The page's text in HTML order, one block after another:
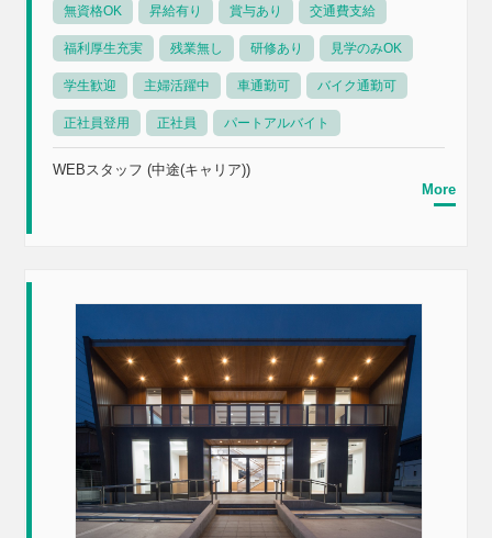
無資格OK 昇給有り 賞与あり 交通費支給
福利厚生充実 残業無し 研修あり 見学のみOK
学生歓迎 主婦活躍中 車通勤可 バイク通勤可
正社員登用 正社員 パートアルバイト
WEBスタッフ (中途(キャリア))
More